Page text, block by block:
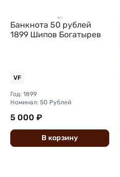
Банкнота 50 рублей
1899 Шипов Богатырев
VF
Год: 1899
Номинал: 50 Рублей
5 000 ₽
В корзину